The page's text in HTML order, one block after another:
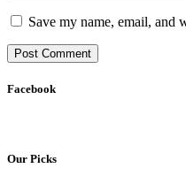
Save my name, email, and
Facebook
Our Picks